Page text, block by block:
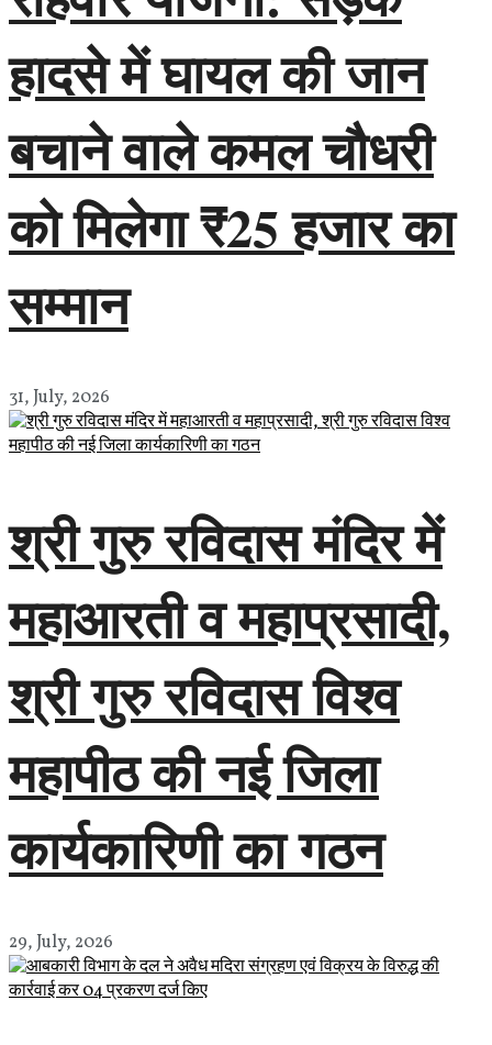
हादसे में घायल की जान
बचाने वाले कमल चौधरी
को मिलेगा ₹25 हजार का
सम्मान
31, July, 2026
श्री गुरु रविदास मंदिर में
महाआरती व महाप्रसादी,
श्री गुरु रविदास विश्व
महापीठ की नई जिला
कार्यकारिणी का गठन
29, July, 2026